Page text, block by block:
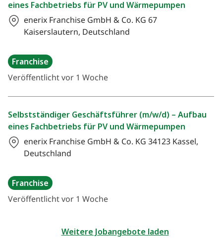
eines Fachbetriebs für PV und Wärmepumpen
enerix Franchise GmbH & Co. KG 67
Kaiserslautern, Deutschland
Franchise
Veröffentlicht vor 1 Woche
Selbstständiger Geschäftsführer (m/w/d) – Aufbau
eines Fachbetriebs für PV und Wärmepumpen
enerix Franchise GmbH & Co. KG 34123 Kassel,
Deutschland
Franchise
Veröffentlicht vor 1 Woche
Weitere Jobangebote laden